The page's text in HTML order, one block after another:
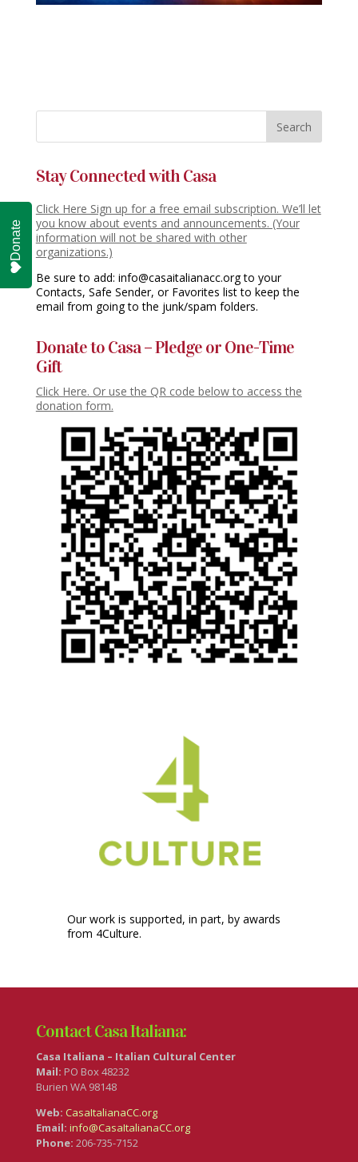
Stay Connected with Casa
Click Here Sign up for a free email subscription. We’ll let
you know about events and announcements. (Your
information will not be shared with other
organizations.)
Be sure to add: info@casaitalianacc.org to your
Contacts, Safe Sender, or Favorites list to keep the
email from going to the junk/spam folders.
Donate to Casa – Pledge or One-Time
Gift
Click Here. Or use the QR code below to access the
donation form.
Our work is supported, in part, by awards
from 4Culture.
Contact Casa Italiana:
Casa Italiana – Italian Cultural Center
Mail: PO Box 48232
Burien WA 98148
Web: CasaItalianaCC.org
Email: info@CasaItalianaCC.org
Phone: 206-735-7152
Donate